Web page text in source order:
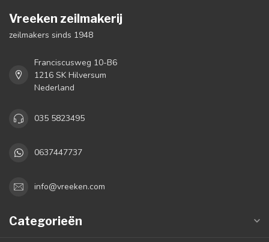
Vreeken zeilmakerij
zeilmakers sinds 1948
Franciscusweg 10-B6
1216 SK Hilversum
Nederland
035 5823495
0637447737
info@vreeken.com
Categorieën